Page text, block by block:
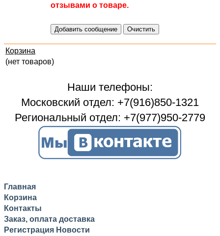
отзывами о товаре.
Корзина
(нет товаров)
Наши телефоны:
Московский отдел: +7(916)850-1321
Региональный отдел: +7(977)950-2779
Главная
Корзина
Контакты
Заказ, оплата доставка
Регистрация Новости